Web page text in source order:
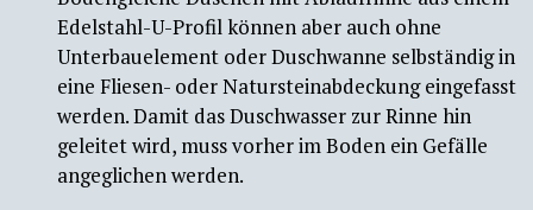
Edelstahl-U-Profil können aber auch ohne
Unterbauelement oder Duschwanne selbständig in
eine Fliesen- oder Natursteinabdeckung eingefasst
werden. Damit das Duschwasser zur Rinne hin
geleitet wird, muss vorher im Boden ein Gefälle
angeglichen werden.